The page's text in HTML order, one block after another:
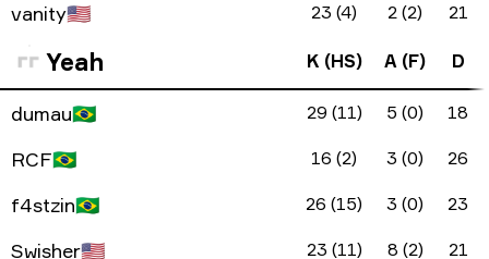
vanity🇺🇸 23 (4) 2 (2) 21
Yeah K (HS) A (F) D
dumau🇧🇷 29 (11) 5 (0) 18
RCF🇧🇷 16 (2) 3 (0) 26
f4stzin🇧🇷 26 (15) 3 (0) 23
Swisher🇺🇸 23 (11) 8 (2) 21